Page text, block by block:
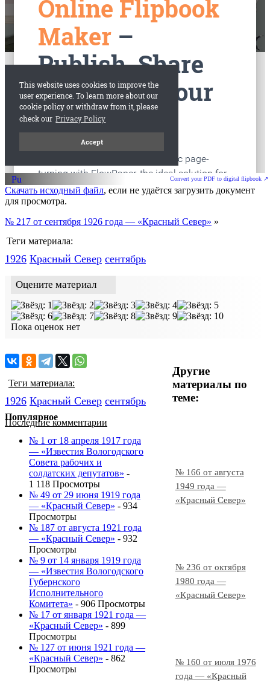
старые газеты
Convert your PDF to digital flipbook ↗
Скачать исходный файл, если не удаётся загрузить документ
для просмотра.
№ 217 от сентября 1926 года — «Красный Север» »
Теги материала:
1926 Красный Cевер сентябрь
Оцените материал
Пока оценок нет
Другие
материалы по
теме:
№ 166 от августа
1949 года —
«Красный Север»
№ 236 от октября
1980 года —
«Красный Север»
№ 160 от июля 1976
года — «Красный
Теги материала:
1926 Красный Cевер сентябрь
Последние комментарии
Популярное
№ 1 от 18 апреля 1917 года
— «Известия Вологодского
Совета рабочих и
солдатских депутатов» -
1 118 Просмотры
№ 49 от 29 июня 1919 года
— «Красный Север» - 934
Просмотры
№ 187 от августа 1921 года
— «Красный Север» - 932
Просмотры
№ 9 от 14 января 1919 года
— «Известия Вологодского
Губернского
Исполнительного
Комитета» - 906 Просмотры
№ 17 от января 1921 года —
«Красный Север» - 899
Просмотры
№ 127 от июня 1921 года —
«Красный Север» - 862
Просмотры